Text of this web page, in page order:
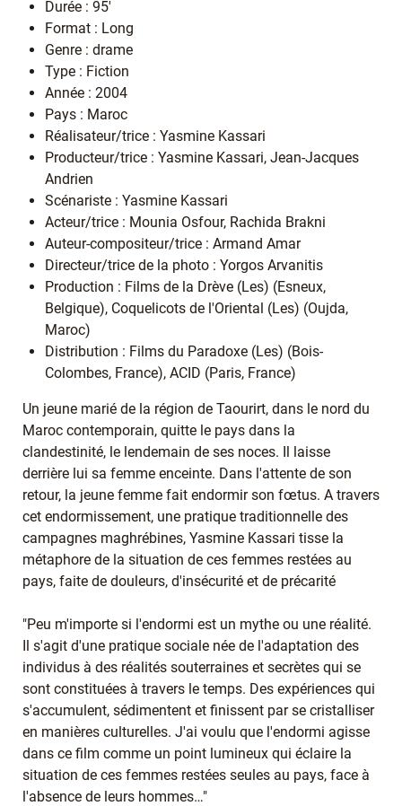
Durée : 95'
Format : Long
Genre : drame
Type : Fiction
Année : 2004
Pays : Maroc
Réalisateur/trice : Yasmine Kassari
Producteur/trice : Yasmine Kassari, Jean-Jacques
Andrien
Scénariste : Yasmine Kassari
Acteur/trice : Mounia Osfour, Rachida Brakni
Auteur-compositeur/trice : Armand Amar
Directeur/trice de la photo : Yorgos Arvanitis
Production : Films de la Drève (Les) (Esneux,
Belgique), Coquelicots de l'Oriental (Les) (Oujda,
Maroc)
Distribution : Films du Paradoxe (Les) (Bois-
Colombes, France), ACID (Paris, France)
Un jeune marié de la région de Taourirt, dans le nord du
Maroc contemporain, quitte le pays dans la
clandestinité, le lendemain de ses noces. Il laisse
derrière lui sa femme enceinte. Dans l'attente de son
retour, la jeune femme fait endormir son fœtus. A travers
cet endormissement, une pratique traditionnelle des
campagnes maghrébines, Yasmine Kassari tisse la
métaphore de la situation de ces femmes restées au
pays, faite de douleurs, d'insécurité et de précarité
"Peu m'importe si l'endormi est un mythe ou une réalité.
Il s'agit d'une pratique sociale née de l'adaptation des
individus à des réalités souterraines et secrètes qui se
sont constituées à travers le temps. Des expériences qui
s'accumulent, sédimentent et finissent par se cristalliser
en manières culturelles. J'ai voulu que l'endormi agisse
dans ce film comme un point lumineux qui éclaire la
situation de ces femmes restées seules au pays, face à
l'absence de leurs hommes…"